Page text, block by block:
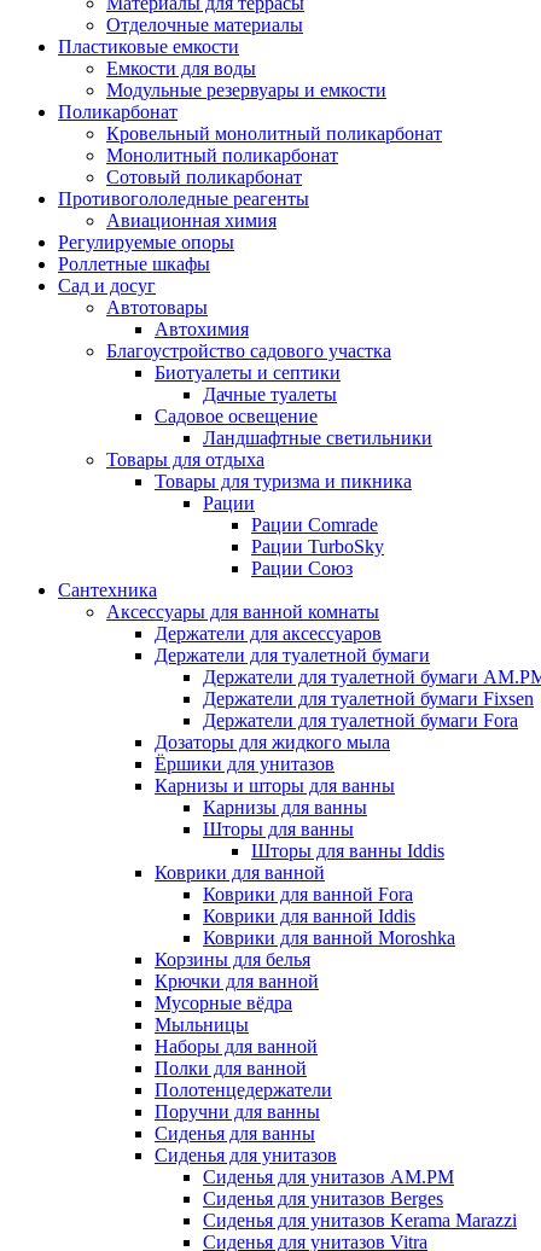
Отделочные материалы
Пластиковые емкости
Емкости для воды
Модульные резервуары и емкости
Поликарбонат
Кровельный монолитный поликарбонат
Монолитный поликарбонат
Сотовый поликарбонат
Противогололедные реагенты
Авиационная химия
Регулируемые опоры
Роллетные шкафы
Сад и досуг
Автотовары
Автохимия
Благоустройство садового участка
Биотуалеты и септики
Дачные туалеты
Садовое освещение
Ландшафтные светильники
Товары для отдыха
Товары для туризма и пикника
Рации
Рации Comrade
Рации TurboSky
Рации Союз
Сантехника
Аксессуары для ванной комнаты
Держатели для аксессуаров
Держатели для туалетной бумаги
Держатели для туалетной бумаги
Держатели для туалетной бумаги Fixsen
Держатели для туалетной бумаги Fora
Дозаторы для жидкого мыла
Ёршики для унитазов
Карнизы и шторы для ванны
Карнизы для ванны
Шторы для ванны
Шторы для ванны Iddis
Коврики для ванной
Коврики для ванной Fora
Коврики для ванной Iddis
Коврики для ванной Moroshka
Корзины для белья
Крючки для ванной
Мусорные вёдра
Мыльницы
Наборы для ванной
Полки для ванной
Полотенцедержатели
Поручни для ванны
Сиденья для ванны
Сиденья для унитазов
Сиденья для унитазов AM.PM
Сиденья для унитазов Berges
Сиденья для унитазов Kerama Marazzi
Сиденья для унитазов Vitra